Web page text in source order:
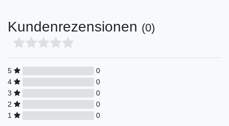
Kundenrezensionen (0)
5
0
4
0
3
0
2
0
1
0